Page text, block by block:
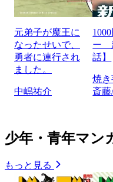
元弟子が魔王に
なったせいで、
勇者に連行され
ました。
中嶋祐介
ー
話】
焼き
斎藤
少年・青年マン
もっと見る